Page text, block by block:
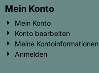
Mein Konto
Mein Konto
Konto bearbeiten
Meine Kontoinformationen
Anmelden